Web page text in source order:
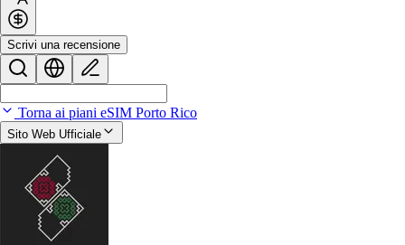
Scrivi una recensione
Torna ai piani eSIM Porto Rico
Sito Web Ufficiale